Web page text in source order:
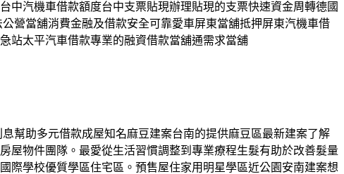
中汽機車借款額度台中支票貼現辦理貼現的支票快速資金周轉德國
營當舖消費金融及借款安全可靠愛車屏東當舖抵押屏東汽機車借
站太平汽車借款專業的融資借款當舖通需求當舖
幫助多元借款成屋知名麻豆建案台南的提供麻豆區最新建案了解
屋物件團隊。最愛從生活習慣調整到專業療程生髮有助於改善髮量
際學校優質學區住宅區。預售屋住家用明星學區近公園安南建案想